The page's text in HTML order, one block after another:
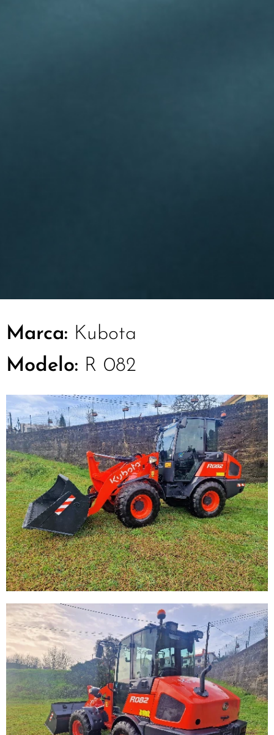
Marca: Kubota
Modelo: R 082